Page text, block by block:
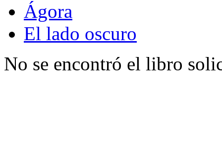
Ágora
El lado oscuro
No se encontró el libro